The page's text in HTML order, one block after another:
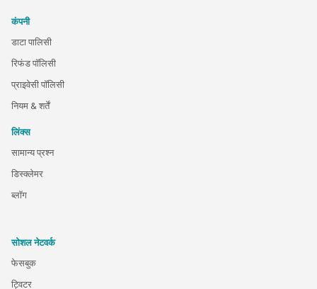
कंपनी
डाटा पालिसी
रिफंड पॉलिसी
प्राइवेसी पॉलिसी
नियम & शर्तें
लिंक्स
सामान्य प्रश्न
डिस्क्लेमर
ब्लॉग
सोशल नेटवर्क
फेसबुक
ट्विटर